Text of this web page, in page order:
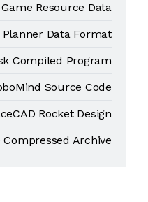
Resource Data
Planner Data Format
Compiled Program
Source Code
Rocket Design
Compressed Archive